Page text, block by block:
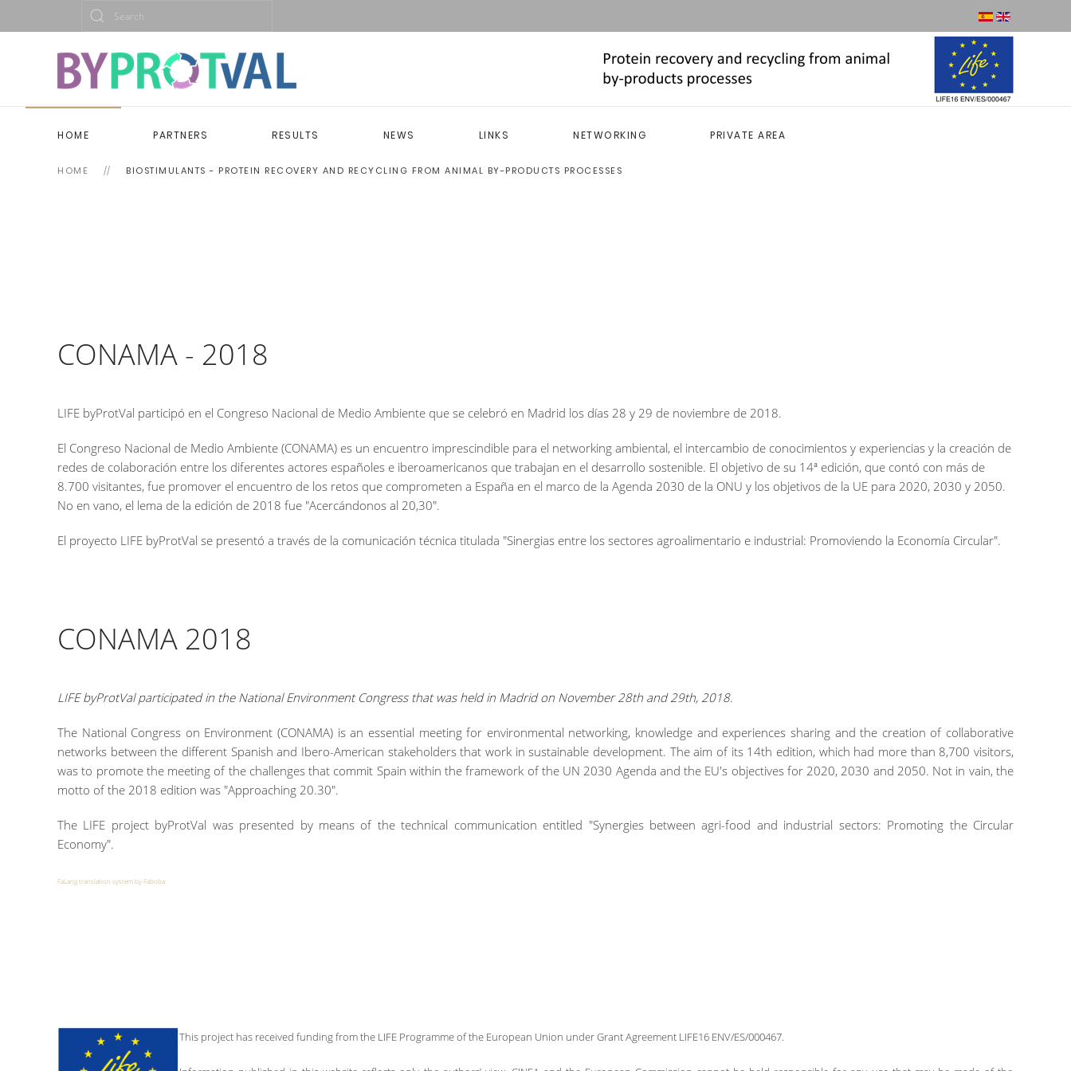
HOME PARTNERS RESULTS NEWS LINKS NETWORKING PRIVATE AREA
HOME BIOSTIMULANTS - PROTEIN RECOVERY AND RECYCLING FROM ANIMAL BY-PRODUCTS PROCESSES
CONAMA - 2018
LIFE byProtVal participó en el Congreso Nacional de Medio Ambiente que se celebró en Madrid los días 28 y 29 de noviembre de 2018.
El Congreso Nacional de Medio Ambiente (CONAMA) es un encuentro imprescindible para el networking ambiental, el intercambio de conocimientos y experiencias y la creación de
redes de colaboración entre los diferentes actores españoles e iberoamericanos que trabajan en el desarrollo sostenible. El objetivo de su 14ª edición, que contó con más de
8.700 visitantes, fue promover el encuentro de los retos que comprometen a España en el marco de la Agenda 2030 de la ONU y los objetivos de la UE para 2020, 2030 y 2050.
No en vano, el lema de la edición de 2018 fue "Acercándonos al 20,30".
El proyecto LIFE byProtVal se presentó a través de la comunicación técnica titulada "Sinergias entre los sectores agroalimentario e industrial: Promoviendo la Economía Circular".
CONAMA 2018
LIFE byProtVal participated in the National Environment Congress that was held in Madrid on November 28th and 29th, 2018.
The National Congress on Environment (CONAMA) is an essential meeting for environmental networking, knowledge and experiences sharing and the creation of collaborative
networks between the different Spanish and Ibero-American stakeholders that work in sustainable development. The aim of its 14th edition, which had more than 8,700 visitors,
was to promote the meeting of the challenges that commit Spain within the framework of the UN 2030 Agenda and the EU's objectives for 2020, 2030 and 2050. Not in vain, the
motto of the 2018 edition was "Approaching 20.30".
The LIFE project byProtVal was presented by means of the technical communication entitled "Synergies between agri-food and industrial sectors: Promoting the Circular
Economy".
FaLang translation system by Faboba
This project has received funding from the LIFE Programme of the European Union under Grant Agreement LIFE16 ENV/ES/000467.